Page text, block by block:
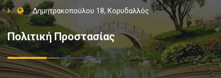
Δημητρακοπούλου 18, Κορυδαλλός
Πολιτική Προστασίας